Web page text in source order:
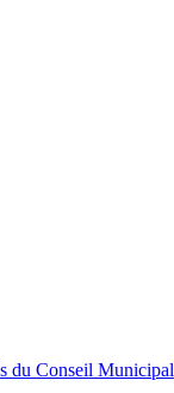
du Conseil Municipal